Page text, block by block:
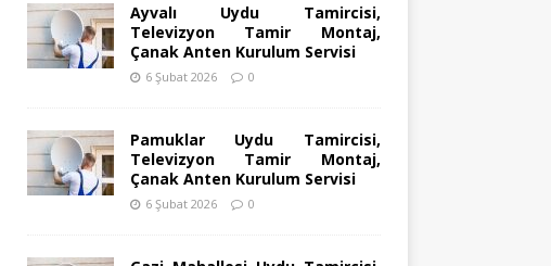
Ayvalı Uydu Tamircisi,
Televizyon Tamir Montaj,
Çanak Anten Kurulum Servisi
6 Şubat 2026 0
Pamuklar Uydu Tamircisi,
Televizyon Tamir Montaj,
Çanak Anten Kurulum Servisi
6 Şubat 2026 0